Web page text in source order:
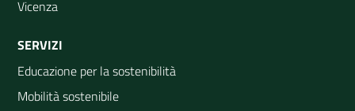
Vicenza
SERVIZI
Educazione per la sostenibilità
Mobilità sostenibile